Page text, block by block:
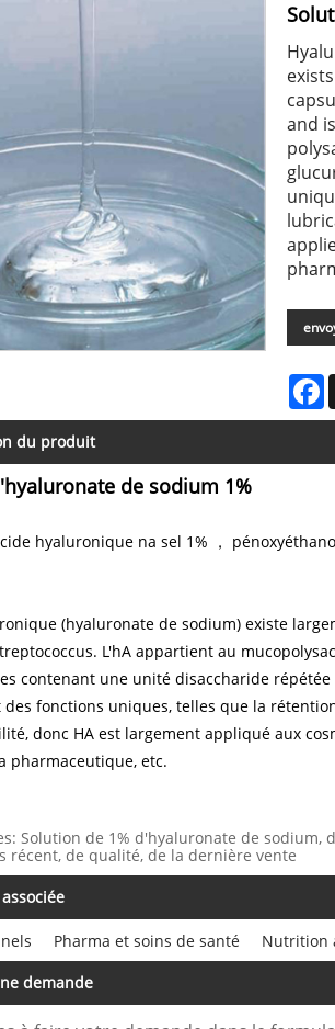
and
du produit
de sodium 1%
hyaluronique na sel 1% ，
(hyaluronate de sodium) existe
L'hA appartient au
contenant une unité disaccharide
fonctions uniques, telles que la
donc HA est largement appliqué aux
pharmaceutique, etc.
Solution de 1% d'hyaluronate de
récent, de qualité, de la dernière vente
Pharma et soins de santé Nutrition
demande